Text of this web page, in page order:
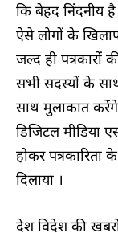
कि बेहद निंदनीय
ऐसे लोगों के
जल्द ही
सभी सदस्यों के
साथ मुलाकात
डिजिटल मीडिया
होकर पत्रकारिता
दिलाया ।
देश विदेश की